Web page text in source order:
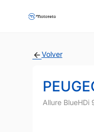
Volver
Allure BlueHDi